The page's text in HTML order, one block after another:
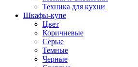
Техника для кухни
Шкафы-купе
Цвет
Коричневые
Серые
Темные
Черные